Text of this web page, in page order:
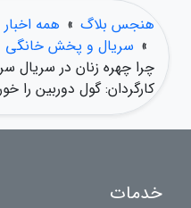
هنجس بلاگ » همه
» سریال و پخش خانگی
چرا چهره زنان در سریال
کارگردان: گول دوربین را
خدمات